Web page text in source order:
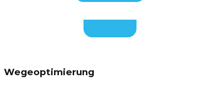
Wegeoptimierung